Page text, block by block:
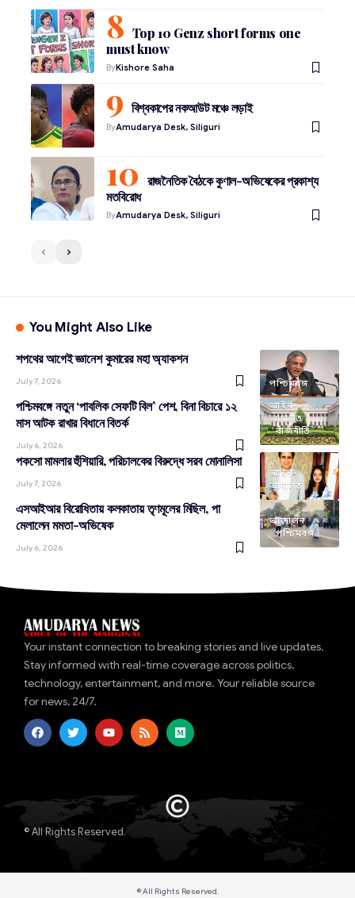
Top 10 Genz short forms one
must know
ByKishore Saha
বিশ্বকাপের নকআউট মঞ্চে লড়াই
ByAmudarya Desk, Siliguri
রাজনৈতিক বৈঠকে কুণাল-অভিষেকের প্রকাশ্য
মতবিরোধ
ByAmudarya Desk, Siliguri
You Might Also Like
পশ্চিমবঙ্গ
শপথের আগেই জ্ঞানেশ কুমারের মহা অ্যাকশন
July 7, 2026
আইন-
আদালত
রাজনীতি
পশ্চিমবঙ্গে নতুন ‘পাবলিক সেফটি বিল’ পেশ, বিনা বিচারে ১২
মাস আটক রাখার বিধানে বিতর্ক
July 6, 2026
আইন-
আদালত
পকসো মামলার হুঁশিয়ারি, পরিচালকের বিরুদ্ধে সরব মোনালিসা
July 7, 2026
আন্দোলন
পশ্চিমবঙ্গ
এসআইআর বিরোধিতায় কলকাতায় তৃণমূলের মিছিল, পা
মেলালেন মমতা-অভিষেক
July 6, 2026
Your instant connection to breaking stories and live updates.
Stay informed with real-time coverage across politics,
technology, entertainment, and more. Your reliable source
for news, 24/7.
© All Rights Reserved.
© All Rights Reserved.